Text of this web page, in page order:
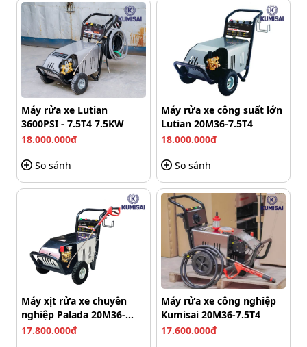
Máy rửa xe Lutian
3600PSI - 7.5T4 7.5KW
18.000.000đ
So sánh
Máy rửa xe công suất lớn
Lutian 20M36-7.5T4
18.000.000đ
So sánh
Máy xịt rửa xe chuyên
nghiệp Palada 20M36-
7.5T4
17.800.000đ
Máy rửa xe công nghiệp
Kumisai 20M36-7.5T4
17.600.000đ